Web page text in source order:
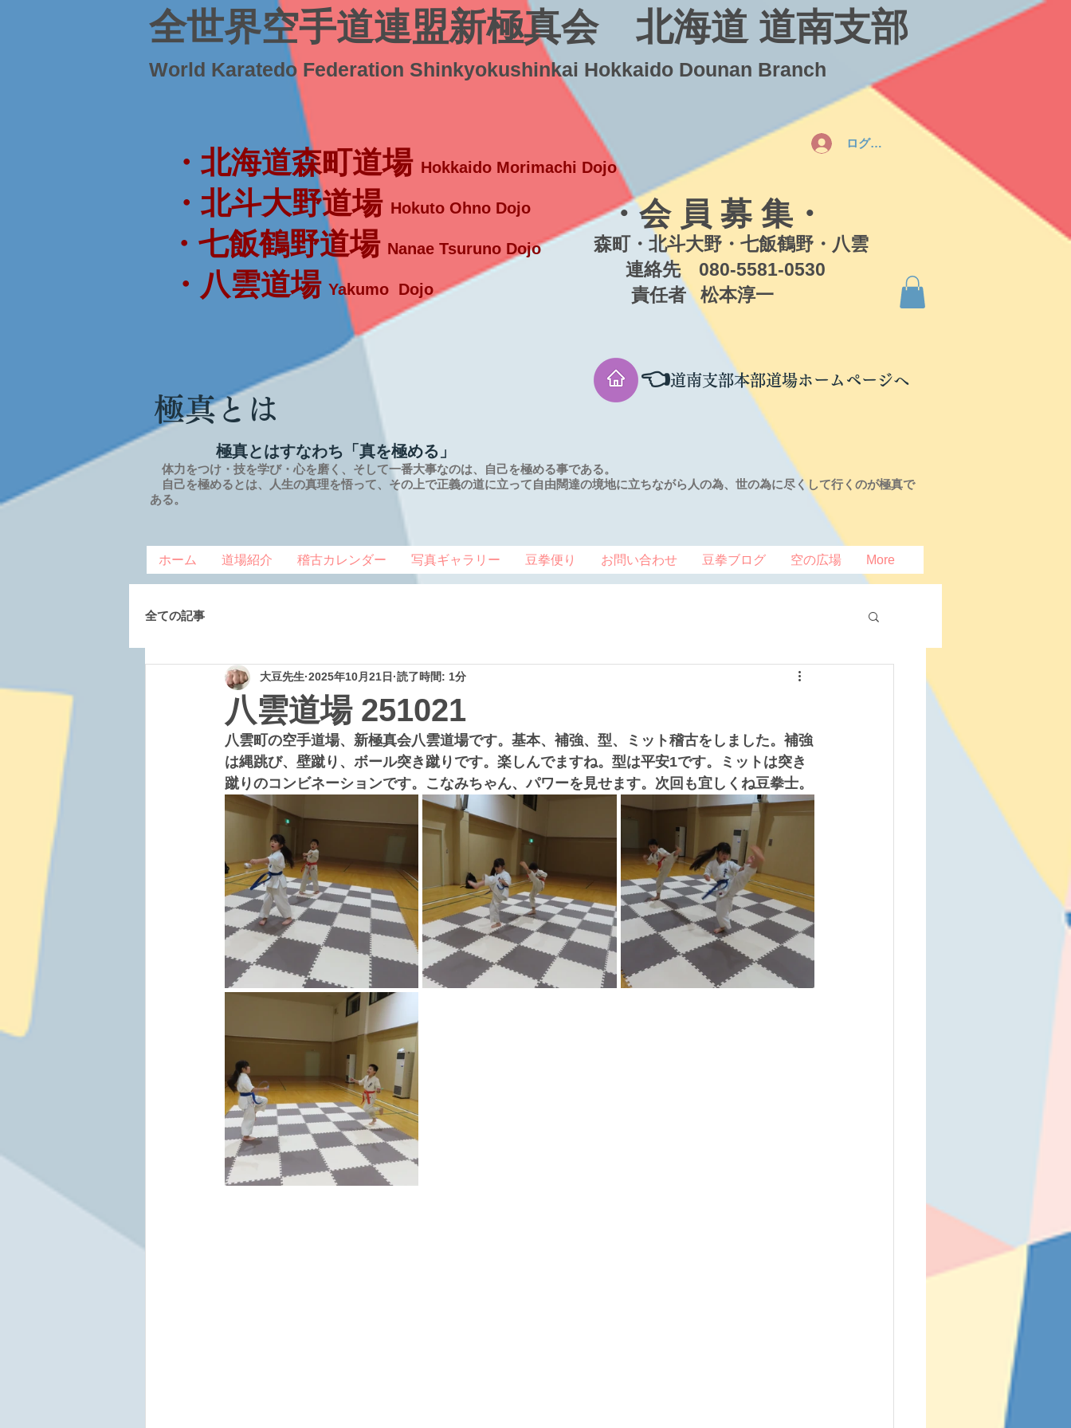
全世界空手道連盟新極真会 北海道 道南支部
World Karatedo Federation Shinkyokushinkai Hokkaido Dounan Branch
ログイン
・会 員 募 集・
森町・北斗大野・七飯鶴野・八雲
連絡先 080-5581-0530
責任者 松本淳一
・北海道森町道場 Hokkaido Morimachi Dojo
・北斗大野道場 Hokuto Ohno Dojo
・七飯鶴野道場 Nanae Tsuruno Dojo
・八雲道場 Yakumo Dojo
極真とは
👈道南支部本部道場ホームページへ
極真とはすなわち「真を極める」
体力をつけ・技を学び・心を磨く、そして一番大事なのは、自己を極める事である。
自己を極めるとは、
人生の真理を悟って、その上で正義の道に立って自由闊達の境地に立ちながら人の為、世の為に尽くして行くのが極真で
ある。
ホーム 道場紹介 稽古カレンダー 写真ギャラリー 豆拳便り お問い合わせ 豆拳ブログ 空の広場 More
全ての記事
八雲道場 251021
大豆先生 2025年10月21日 読了時間: 1分
八雲町の空手道場、新極真会八雲道場です。基本、補強、型、ミット稽古をしました。補強
は縄跳び、壁蹴り、ボール突き蹴りです。楽しんでますね。型は平安1です。ミットは突き
蹴りのコンビネーションです。こなみちゃん、パワーを見せます。次回も宜しくね豆拳士。